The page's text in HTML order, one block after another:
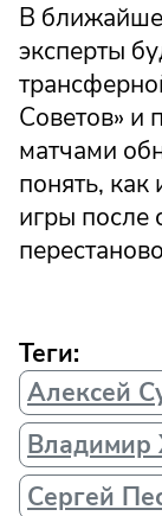
В
эксперты
Советов» и
матчами
понять, как
игры после
Теги:
Алексей
Владимир
Сергей